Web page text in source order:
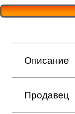
Описание
Продавец